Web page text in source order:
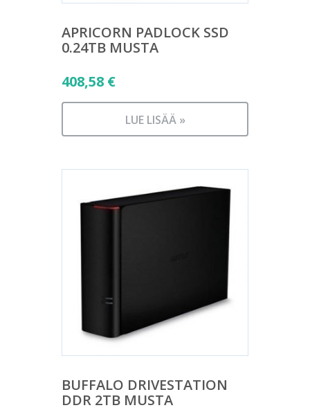
APRICORN PADLOCK SSD
0.24TB MUSTA
408,58 €
LUE LISÄÄ »
BUFFALO DRIVESTATION
DDR 2TB MUSTA